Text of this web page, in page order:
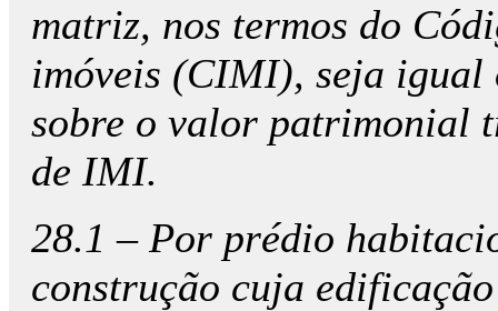
matriz, nos termos do
imóveis (CIMI), seja igual
sobre o valor patrimonial
de IMI.
28.1 – Por prédio
construção cuja